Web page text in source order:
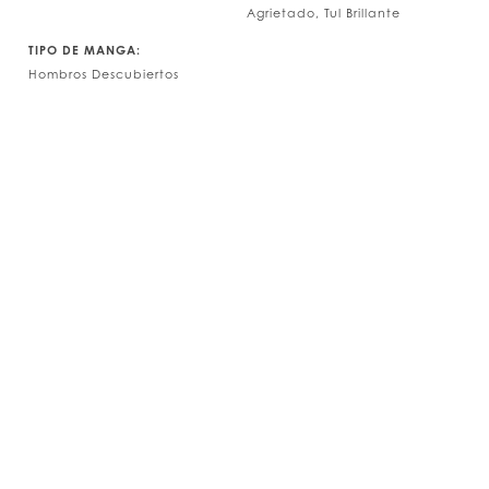
Agrietado, Tul Brillante
TIPO DE MANGA:
Hombros Descubiertos